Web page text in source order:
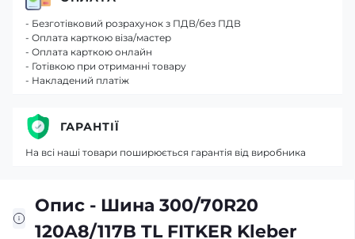
Опис - Шина 300/70R20
120A8/117B TL FITKER Kleber
- Безготівковий розрахунок з ПДВ/без ПДВ
- Оплата карткою віза/мастер
- Оплата карткою онлайн
- Готівкою при отриманні товару
- Накладений платіж
ГАРАНТІЇ
На всі наші товари поширюється гарантія від виробника